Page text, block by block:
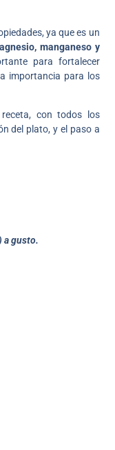
ya que es un
manganeso y
para fortalecer
importancia para los
con todos los
del plato, y el paso a
a gusto.